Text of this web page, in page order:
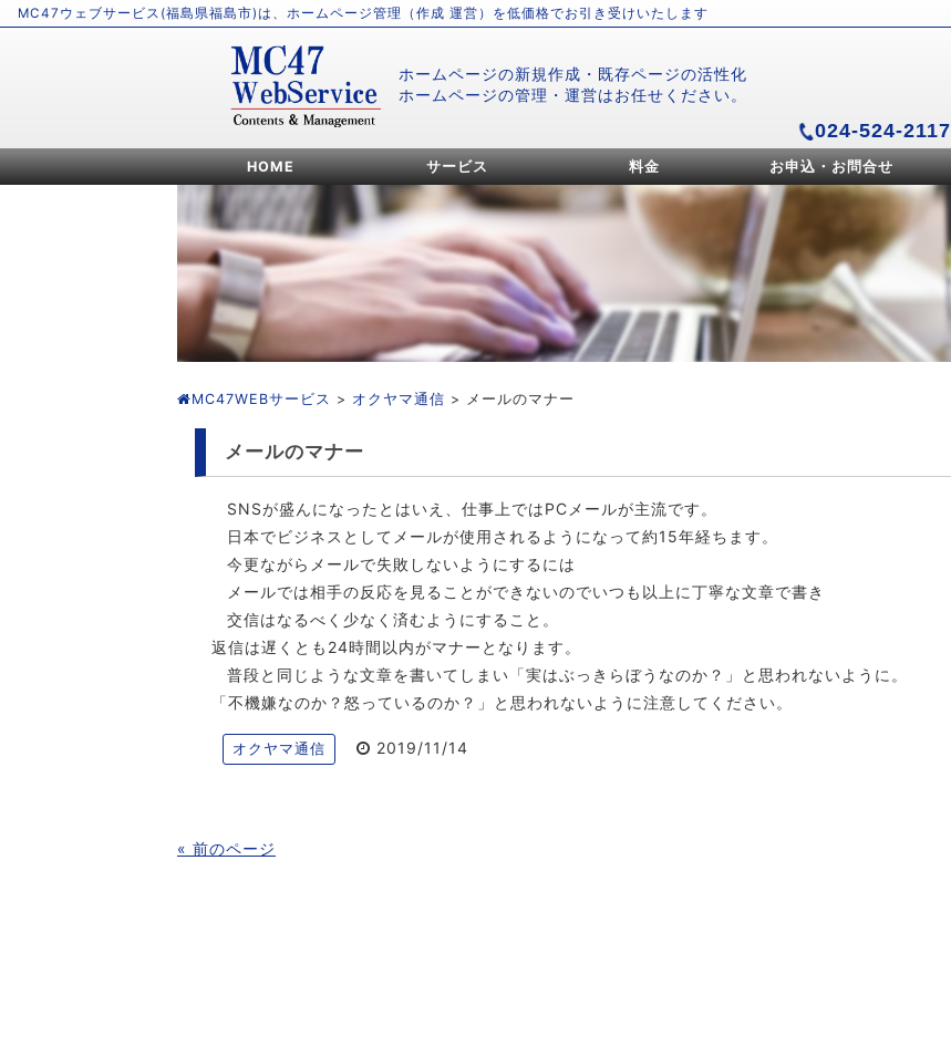
MC47ウェブサービス(福島県福島市)は、ホームページ管理（作成 運営）を低価格でお引き受けいたします
ホームページの新規作成・既存ページの活性化
ホームページの管理・運営はお任せください。
024-524-2117
HOME サービス 料金 お申込・お問合せ
MC47WEBサービス > オクヤマ通信 > メールのマナー
メールのマナー
SNSが盛んになったとはいえ、仕事上ではPCメールが主流です。
日本でビジネスとしてメールが使用されるようになって約15年経ちます。
今更ながらメールで失敗しないようにするには
メールでは相手の反応を見ることができないのでいつも以上に丁寧な文章で書き
交信はなるべく少なく済むようにすること。
返信は遅くとも24時間以内がマナーとなります。
普段と同じような文章を書いてしまい「実はぶっきらぼうなのか？」と思われないように。
「不機嫌なのか？怒っているのか？」と思われないように注意してください。
オクヤマ通信 2019/11/14
« 前のページ